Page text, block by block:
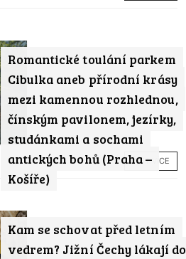
Romantické toulání parkem
Cibulka aneb přírodní krásy
mezi kamennou rozhlednou,
čínským pavilonem, jezírky,
studánkami a sochami
antických bohů (Praha –
Košíře)
ČÍST VÍCE
Kam se schovat před letním
vedrem? Jižní Čechy lákají do